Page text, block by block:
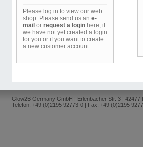
Please log in to view our web
shop. Please send us an e-
mail or request a login here, if
we have not yet created a login
for you or if you want to create
a new customer account.
Glow2B Germany GmbH | Erlenbacher Str. 3 | 42477
Telefon: +49 (0)2195 92773-0 | Fax: +49 (0)2195